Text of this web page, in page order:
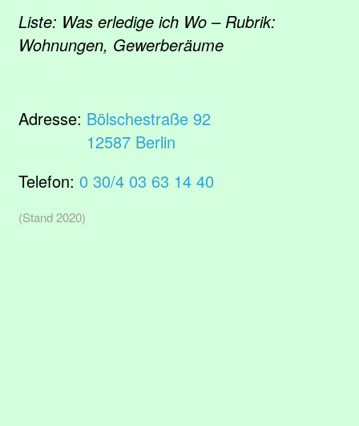
Liste: Was erledige ich Wo – Rubrik:
Wohnungen, Gewerberäume
Adresse: Bölschestraße 92
12587 Berlin
Telefon: 0 30/4 03 63 14 40
(Stand 2020)